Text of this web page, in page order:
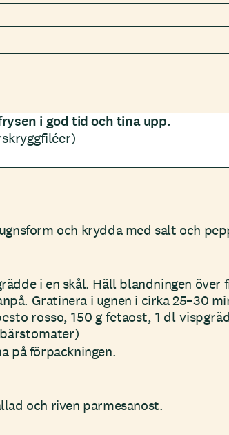
i god tid och tina upp.
och krydda med salt och
i en skål. Häll blandningen över
Gratinera i ugnen i cirka 25–30
rosso, 150 g fetaost, 1 dl
på förpackningen.
och riven parmesanost.